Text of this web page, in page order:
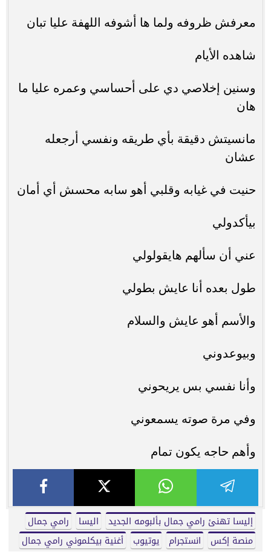
معرفش ظروفه ولما ها أشوفه اللهفة عليا تبان
شاهده الأيام
وسنين إخلاصي دي على أحساسي وعمره عليا ما
هان
مانسيتش دقيقة بأي طريقه ونفسي أرجعله
عشان
حنيت في غيابه وقلبي أهو سابه محسش أي أمان
بيأكدولي
عني أن سألهم هايقولولي
طول بعده أنا عايش بطولي
والأسم أهو عايش والسلام
وبيوعدوني
وأنا نفسي بس يريحوني
وفي مرة صوته يسمعوني
وأهم حاجه يكون تمام
إليسا تهنئ رامي جمال بألبومه الجديد اليسا
رامي جمال
منصة إكس
انستجرام يوتيوب أغنية بيكلموني رامي جمال